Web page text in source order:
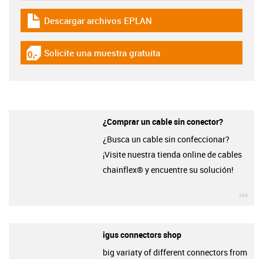
igus-icon-download-plan
Descargar archivos EPLAN
igus-icon-gratismuster
Solicite una muestra gratuita
¿Comprar un cable sin conector?
¿Busca un cable sin confeccionar?
¡Visite nuestra tienda online de cables
chainflex® y encuentre su solución!
igus connectors shop
big variaty of different connectors from